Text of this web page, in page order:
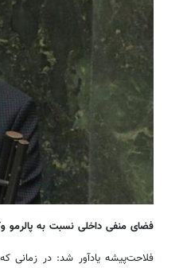
فضای منفی داخلی نسبت به پالرمو وCFT ناشی از اقدامات آمریکا است